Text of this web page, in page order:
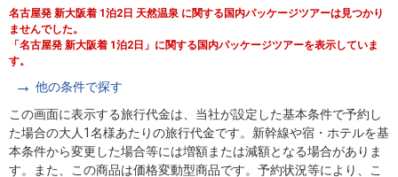
名古屋発 新大阪着 1泊2日 天然温泉 に関する国内パッケージツアーは見つかり
ませんでした。
「名古屋発 新大阪着 1泊2日」に関する国内パッケージツアーを表示していま
す。
他の条件で探す
この画面に表示する旅行代金は、当社が設定した基本条件で予約し
た場合の大人1名様あたりの旅行代金です。新幹線や宿・ホテルを基
本条件から変更した場合等には増額または減額となる場合がありま
す。また、この商品は価格変動型商品です。予約状況等により、こ